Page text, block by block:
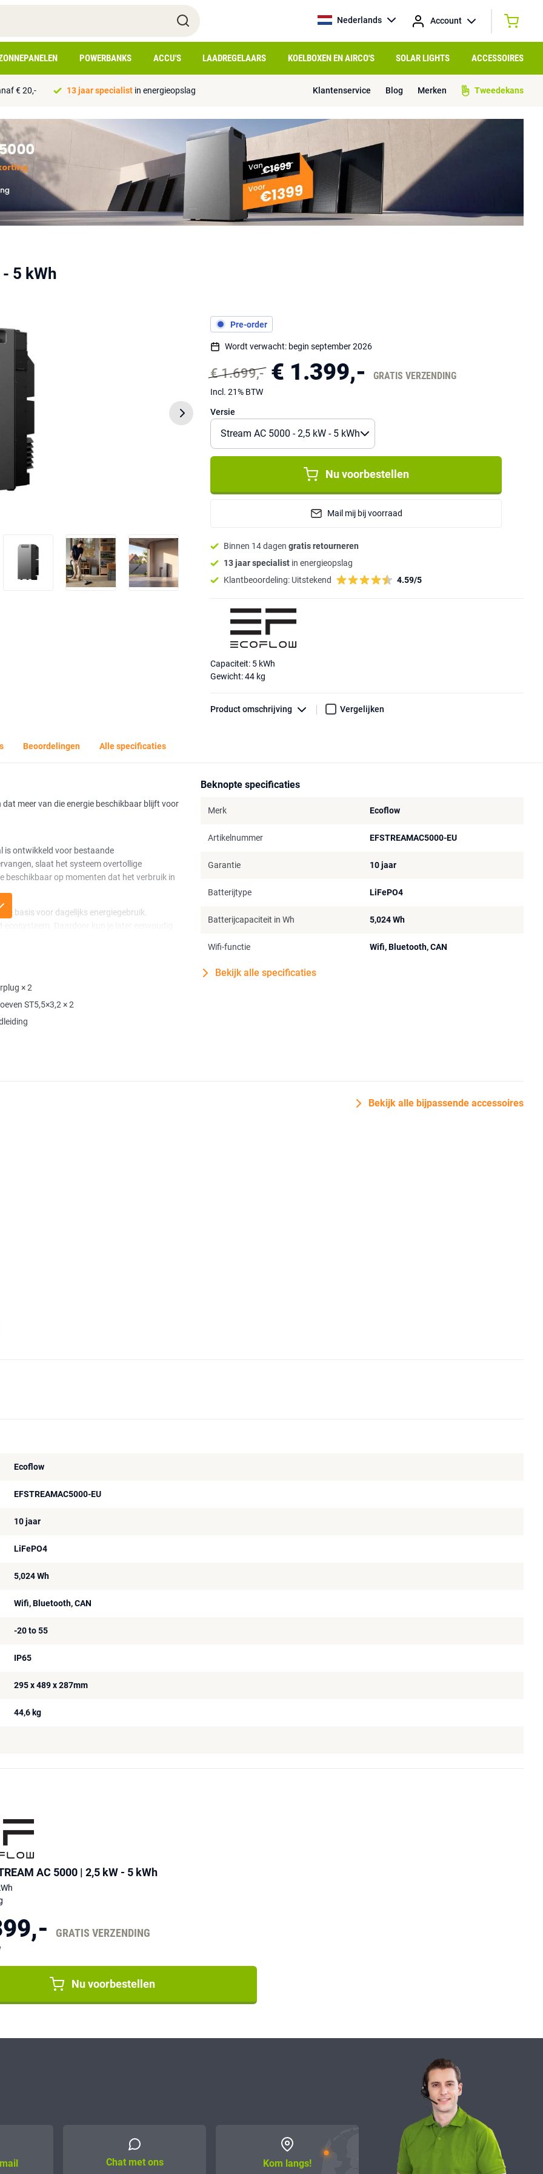
Nederlands Account
POWERBANKS ACCU'S LAADREGELAARS KOELBOXEN EN AIRCO'S SOLAR LIGHTS ACCESSOIRES
€ 20,- 13 jaar specialist in energieopslag Klantenservice Blog Merken Tweedekans
5 kWh
Pre-order
Wordt verwacht: begin september 2026
€ 1.699,- € 1.399,- GRATIS VERZENDING
Incl. 21% BTW
Versie
Nu voorbestellen
Mail mij bij voorraad
Binnen 14 dagen gratis retourneren
13 jaar specialist in energieopslag
Klantbeoordeling: Uitstekend 4.59/5
Capaciteit: 5 kWh
Gewicht: 44 kg
Product omschrijving Vergelijken
Beoordelingen Alle specificaties
meer van die energie beschikbaar blijft voor
is ontwikkeld voor bestaande
slaat het systeem overtollige
beschikbaar op momenten dat het verbruik in
basis voor dagelijks energiegebruik.
inzicht in energieopwekking, verbruik en
wanneer energie wordt opgeslagen of
het systeem bovendien lokaal bedienbaar
op een eigen groep in de meterkast die niet
× 2
ST5,5×3,2 × 2
Beknopte specificaties
Merk Ecoflow
Artikelnummer EFSTREAMAC5000-EU
Garantie 10 jaar
Batterijtype LiFePO4
Batterijcapaciteit in Wh 5,024 Wh
Wifi-functie Wifi, Bluetooth, CAN
Bekijk alle specificaties
Bekijk alle bijpassende accessoires
Ecoflow
EFSTREAMAC5000-EU
10 jaar
LiFePO4
5,024 Wh
Wifi, Bluetooth, CAN
-20 to 55
IP65
295 x 489 x 287mm
44,6 kg
AC 5000 | 2,5 kW - 5 kWh
GRATIS VERZENDING
Nu voorbestellen
Chat met ons Kom langs!